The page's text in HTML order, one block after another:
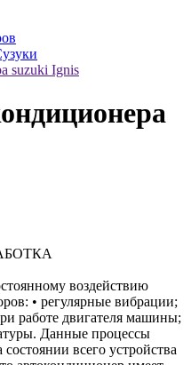
suzuki Ignis
воздействию
• регулярные вибрации;
работе двигателя машины;
Данные процессы
всего устройства